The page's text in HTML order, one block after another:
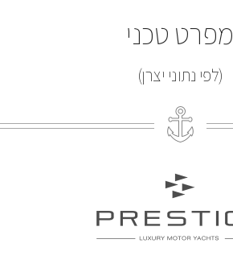
מפרט טכני
(לפי נתוני יצרן)